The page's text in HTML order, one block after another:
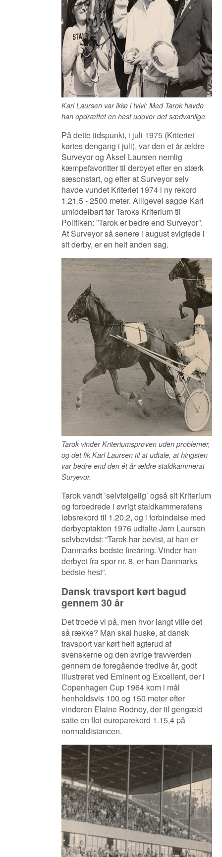
Karl Laursen var ikke i tvivl: Med Tarok havde
han opdrættet en hest udover det sædvanlige.
På dette tidspunkt, i juli 1975 (Kriteriet
kørtes dengang i juli), var den et år ældre
Surveyor og Aksel Laursen nemlig
kæmpefavoritter til derbyet efter en stærk
sæsonstart, og efter at Surveyor selv
havde vundet Kriteriet 1974 i ny rekord
1.21,5 - 2500 meter. Alligevel sagde Karl
umiddelbart før Taroks Kriterium til
Politiken: ”Tarok er bedre end Surveyor”.
At Surveyor så senere i august svigtede i
sit derby, er en helt anden sag.
Tarok vinder Kriteriumsprøven uden problemer,
og det fik Karl Laursen til at udtale, at hingsten
var bedre end den ét år ældre staldkammerat
Suryevor.
Tarok vandt ’selvfølgelig’ også sit Kriterium
og forbedrede i øvrigt staldkammeratens
løbsrekord til 1.20,2, og i forbindelse med
derbyoptakten 1976 udtalte Jørn Laursen
selvbevidst: ”Tarok har bevist, at han er
Danmarks bedste fireåring. Vinder han
derbyet fra spor nr. 8, er han Danmarks
bedste hest”.
Dansk travsport kørt bagud
gennem 30 år
Det troede vi på, men hvor langt ville det
så række? Man skal huske, at dansk
travsport var kørt helt agterud af
svenskerne og den øvrige travverden
gennem de foregående tredive år, godt
illustreret ved Eminent og Excellent, der i
Copenhagen Cup 1964 kom i mål
henholdsvis 100 og 150 meter efter
vinderen Elaine Rodney, der til gengæld
satte en flot europarekord 1.15,4 på
normaldistancen.